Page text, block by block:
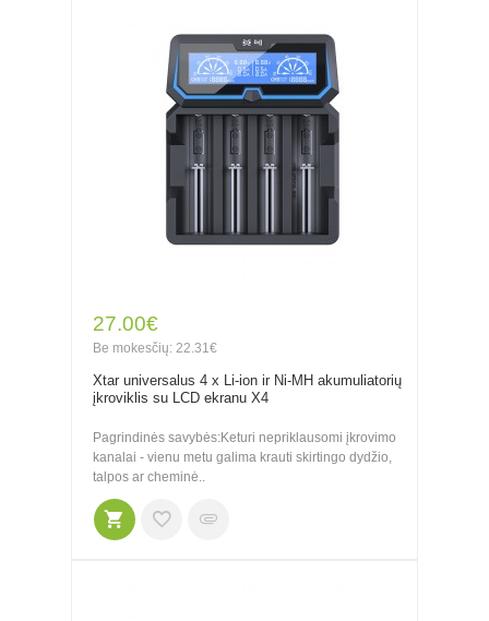
27.00€
Be mokesčių: 22.31€
Xtar universalus 4 x Li-ion ir Ni-MH akumuliatorių
įkroviklis su LCD ekranu X4
Pagrindinės savybės:Keturi nepriklausomi įkrovimo
kanalai - vienu metu galima krauti skirtingo dydžio,
talpos ar cheminė..